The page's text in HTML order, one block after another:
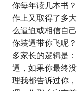
你每年读几本书
作上又取得了多
么逼迫或相信自
你装逼带你飞呢
多家长的逻辑是
逼，如果你最终
理我都告诉过你